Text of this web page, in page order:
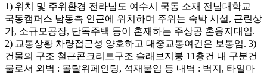
1) 위치 및 주위환경 전라남도 여수시 국동 소재 전남대학교
국동캠퍼스 남동측 인근에 위치하며 주위는 숙박 시설, 근린상
가, 소규모공장, 단독주택 등이 혼재하는 주상공 혼용지대임.
2) 교통상황 차량접근성 양호하고 대중교통여건은 보통임. 3)
건물의 구조 철근콘크리트구조 슬래브지붕 11층건 내 구분건
물로서 외벽 : 몰탈위페인팅, 석재붙임 등 내벽 : 벽지, 타일마